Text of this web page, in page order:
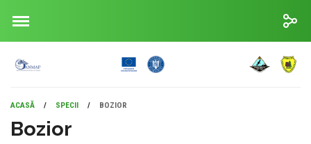
ACASĂ / SPECII / BOZIOR
Bozior